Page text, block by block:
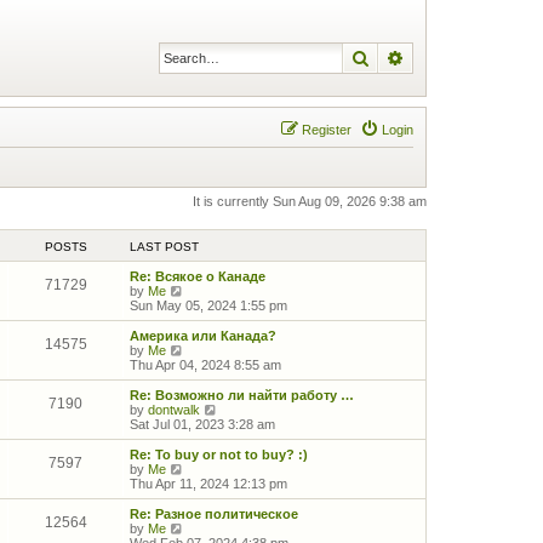
Search
Login
Register
It is currently Sun Aug 09, 2026 9:38 am
POSTS LAST POST
71729
Re: Всякое о Канаде
by Me
i
e
w
h
e
l
a
t
e
s
t
p
o
t
Sun May 05, 2024 1:55 pm
14575
Америка или Канада?
by Me
i
e
w
t
h
e
l
t
s
t
p
Thu Apr 04, 2024 8:55 am
7190
Re: Возможно ли найти работу …
by dontwalk
i
e
w
h
e
l
t
Sat Jul 01, 2023 3:28 am
7597
Re: To buy or not to buy? :)
by Me
i
e
w
Thu Apr 11, 2024 12:13 pm
12564
Re: Разное политическое
by Me